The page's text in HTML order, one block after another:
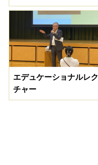
エデュケーショナルレク
チャー